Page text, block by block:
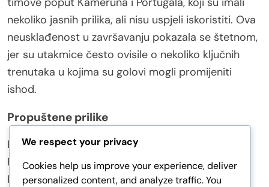
nekoliko jasnih prilika, ali nisu uspjeli iskoristiti. Ova
neusklađenost u završavanju pokazala se štetnom,
jer su utakmice često ovisile o nekoliko ključnih
trenutaka u kojima su golovi mogli promijeniti
ishod.
Propuštene prilike
Propuštene prilike bile su ponavljajuća tema na
FIFA Konfederacijskom kupu 2017. Timovi poput
Portugala imali su nekoliko prilika za postizanje
We respect your privacy
Cookies help us improve your experience, deliver
personalized content, and analyze traffic. You